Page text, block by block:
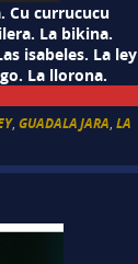
Cu currucucu
La bikina.
isabeles. La ley
La llorona.
,GUADALAJARA ,LA